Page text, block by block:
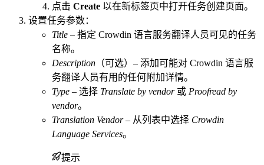
点击 Create 以在新标签页中打开任务创建页面。
设置任务参数：
Title – 指定 Crowdin 语言服务翻译人员可见的任务
名称。
Description （可选）– 添加可能对 Crowdin 语言服
务翻译人员有用的任何附加详情。
Type – 选择 Translate by vendor或 Proofread by
vendor。
Translation Vendor– 从列表中选择 Crowdin
Language Services。
提示